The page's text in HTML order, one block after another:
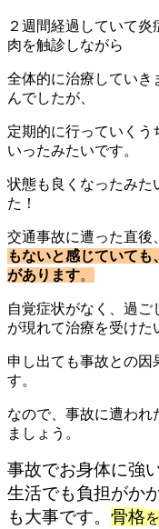
２週間経過していて
肉を触診しながら
全体的に治療していき
んでしたが、
定期的に行っていくう
いったみたいです。
状態も良くなったみた
た！
交通事故に遭った直後、
もないと感じていて
があります。
自覚症状がなく、過
が現れて治療を受けた
申し出ても事故との因
す。
なので、事故に遭われ
ましょう。
事故でお身体に強
生活でも負担がか
も大事です。 骨格